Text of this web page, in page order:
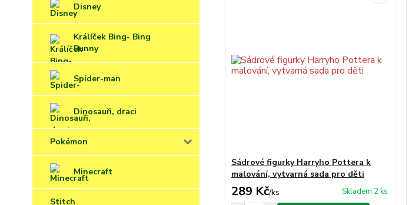
Disney
Králíček Bing- Bing
Bunny
Spider-man
Dinosauři, draci
Pokémon
Minecraft
Stitch
Sádrové figurky Harryho Pottera k
malování, vytvarná sada pro děti
289 Kč/ks Skladem 2 ks